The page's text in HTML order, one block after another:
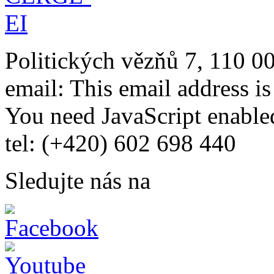
Politických vězňů 7, 110
email: This email address
You need JavaScript
tel: (+420) 602 698 440
Sledujte nás na